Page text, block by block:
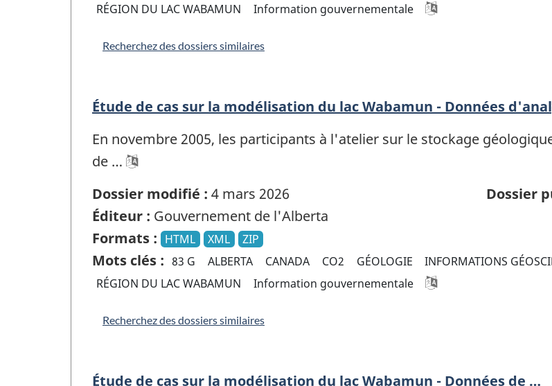
RÉGION DU LAC WABAMUN
Information gouvernementale
Recherchez des dossiers similaires
Étude de cas sur la modélisation du lac Wabamun - Données
En novembre 2005, les participants à l'atelier sur le stockage
de …
Dossier modifié : 4 mars 2026 Dossier
Éditeur : Gouvernement de l'Alberta
Formats : HTML XML ZIP
Mots clés : 83 G ALBERTA CANADA CO2 GÉOLOGIE INFORMATIONS
RÉGION DU LAC WABAMUN
Information gouvernementale
Recherchez des dossiers similaires
Étude de cas sur la modélisation du lac Wabamun - Données de …